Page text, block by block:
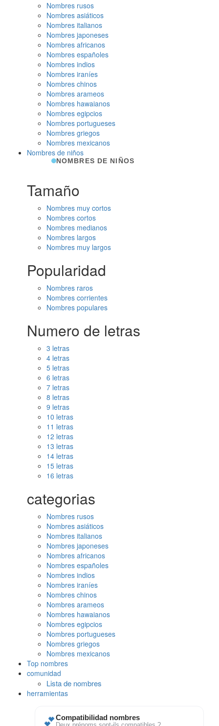
Nombres rusos
Nombres asiáticos
Nombres italianos
Nombres japoneses
Nombres africanos
Nombres españoles
Nombres indios
Nombres iraníes
Nombres chinos
Nombres arameos
Nombres hawaianos
Nombres egipcios
Nombres portugueses
Nombres griegos
Nombres mexicanos
Nombres de niños
NOMBRES DE NIÑOS
Tamaño
Nombres muy cortos
Nombres cortos
Nombres medianos
Nombres largos
Nombres muy largos
Popularidad
Nombres raros
Nombres corrientes
Nombres populares
Numero de letras
3 letras
4 letras
5 letras
6 letras
7 letras
8 letras
9 letras
10 letras
11 letras
12 letras
13 letras
14 letras
15 letras
16 letras
categorias
Nombres rusos
Nombres asiáticos
Nombres italianos
Nombres japoneses
Nombres africanos
Nombres españoles
Nombres indios
Nombres iraníes
Nombres chinos
Nombres arameos
Nombres hawaianos
Nombres egipcios
Nombres portugueses
Nombres griegos
Nombres mexicanos
Top nombres
comunidad
Lista de nombres
herramientas
💕Compatibilidad nombres